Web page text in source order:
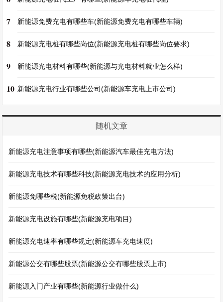
7 新能源免费充电有哪些车(新能源免费充电有哪些车辆)
8 新能源充电桩有哪些岗位(新能源充电桩有哪些岗位要求)
9 新能源光电材料有哪些(新能源与光电材料就业怎么样)
10 新能源充电行业有哪些公司(新能源车充电上市公司)
随机文章
新能源充电注意事项有哪些(新能源汽车最佳充电方法)
新能源充电技术有哪些科技(新能源充电技术的应用分析)
新能源免哪些税(新能源免税政策出台)
新能源充电设施有哪些(新能源充电项目)
新能源充电速率有哪些规定(新能源车充电速度)
新能源公交有哪些股票(新能源公交有哪些股票上市)
新能源入门产业有哪些(新能源行业做什么)